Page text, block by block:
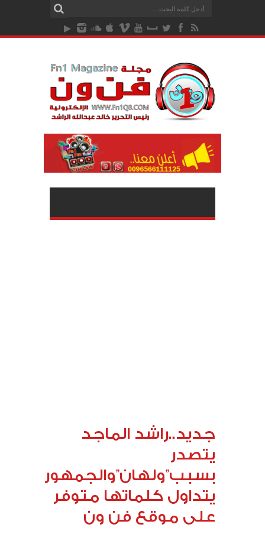
جديد..راشد الماجد
يتصدر
بسبب”ولهان”والجمهور
يتداول كلماتها متوفر
على موقع فن ون